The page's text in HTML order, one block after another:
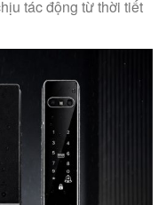
tác động từ thời tiết